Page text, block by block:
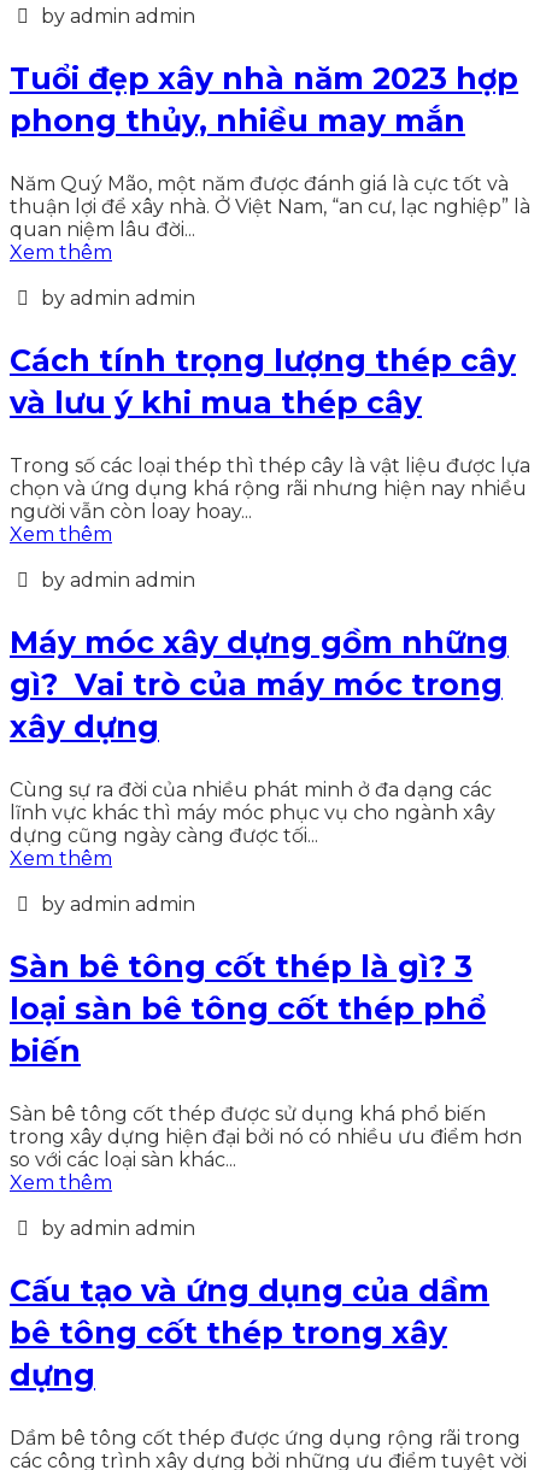
by admin admin
Tuổi đẹp xây nhà năm 2023 hợp
phong thủy, nhiều may mắn
Năm Quý Mão, một năm được đánh giá là cực tốt và
thuận lợi để xây nhà. Ở Việt Nam, “an cư, lạc nghiệp” là
quan niệm lâu đời...
Xem thêm
by admin admin
Cách tính trọng lượng thép cây
và lưu ý khi mua thép cây
Trong số các loại thép thì thép cây là vật liệu được lựa
chọn và ứng dụng khá rộng rãi nhưng hiện nay nhiều
người vẫn còn loay hoay...
Xem thêm
by admin admin
Máy móc xây dựng gồm những
gì? Vai trò của máy móc trong
xây dựng
Cùng sự ra đời của nhiều phát minh ở đa dạng các
lĩnh vực khác thì máy móc phục vụ cho ngành xây
dựng cũng ngày càng được tối...
Xem thêm
by admin admin
Sàn bê tông cốt thép là gì? 3
loại sàn bê tông cốt thép phổ
biến
Sàn bê tông cốt thép được sử dụng khá phổ biến
trong xây dựng hiện đại bởi nó có nhiều ưu điểm hơn
so với các loại sàn khác...
Xem thêm
by admin admin
Cấu tạo và ứng dụng của dầm
bê tông cốt thép trong xây
dựng
Dầm bê tông cốt thép được ứng dụng rộng rãi trong
các công trình xây dựng bởi những ưu điểm tuyệt vời